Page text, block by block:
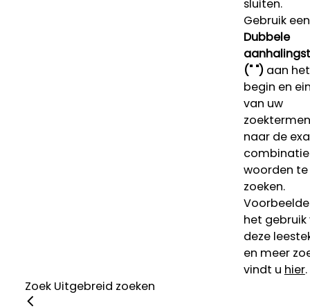
sluiten.
Gebruik een
Dubbele
(" ")aan het
begin en
van uw
naar de
woorden te
zoeken.
het gebruik
deze
en meer
vindt u hier.
Zoek Uitgebreid zoeken